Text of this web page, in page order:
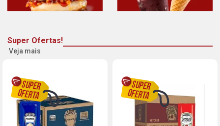
Super Ofertas!
Veja mais